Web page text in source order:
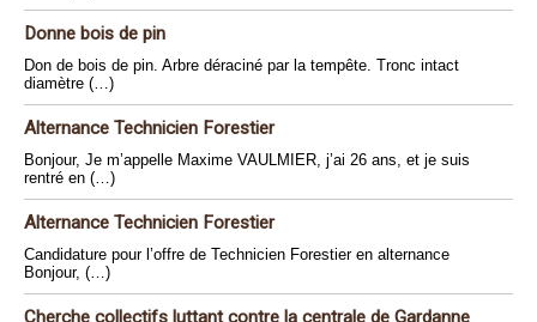
Donne bois de pin
Don de bois de pin. Arbre déraciné par la tempête. Tronc intact
diamètre (…)
Alternance Technicien Forestier
Bonjour, Je m’appelle Maxime VAULMIER, j’ai 26 ans, et je suis
rentré en (…)
Alternance Technicien Forestier
Candidature pour l’offre de Technicien Forestier en alternance
Bonjour, (…)
Cherche collectifs luttant contre la centrale de Gardanne